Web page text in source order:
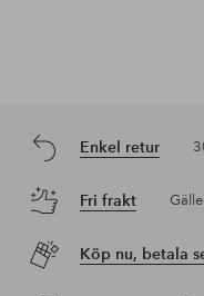
Enkel retur
Fri frakt
Köp nu, betala